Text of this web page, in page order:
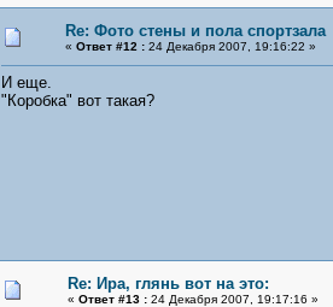
Re: Фото стены и пола спортзала
« Ответ #12 : 24 Декабря 2007, 19:16:22 »
И еще.
"Коробка" вот такая?
Re: Ира, глянь вот на это:
« Ответ #13 : 24 Декабря 2007, 19:17:16 »